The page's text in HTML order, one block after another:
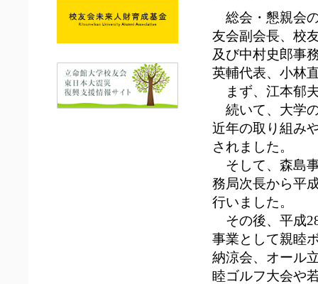
総会・懇親会
友会副会長、校
及び中村史郎事
英輔代表、小林
まず、江本郁
続いて、大学
近年の取り組み
されました。
そして、森島
務局次長から平
行いました。
その後、平成
事業として親睦
納涼会、オール
睦ゴルフ大会や